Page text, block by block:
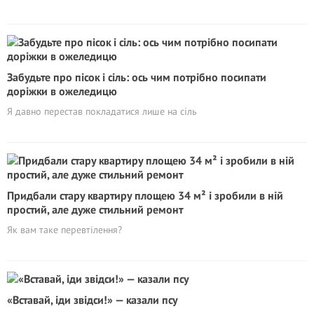
Забудьте про пісок і сіль: ось чим потрібно посипати
доріжки в ожеледицю
Я давно перестав покладатися лише на сіль
Придбали стару квартиру площею 34 м² і зробили в ній
простий, але дуже стильний ремонт
Як вам таке перевтілення?
«Вставай, іди звідси!» — казали псу